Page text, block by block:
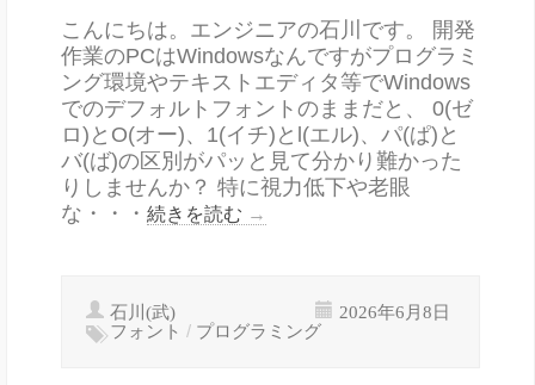
こんにちは。エンジニアの石川です。 開発
作業のPCはWindowsなんですがプログラミ
ング環境やテキストエディタ等でWindows
でのデフォルトフォントのままだと、 0(ゼ
ロ)とO(オー)、1(イチ)とl(エル)、パ(ぱ)と
バ(ば)の区別がパッと見て分かり難かった
りしませんか？ 特に視力低下や老眼
な・・・ 続きを読む →
石川(武) 2026年6月8日
フォント / プログラミング